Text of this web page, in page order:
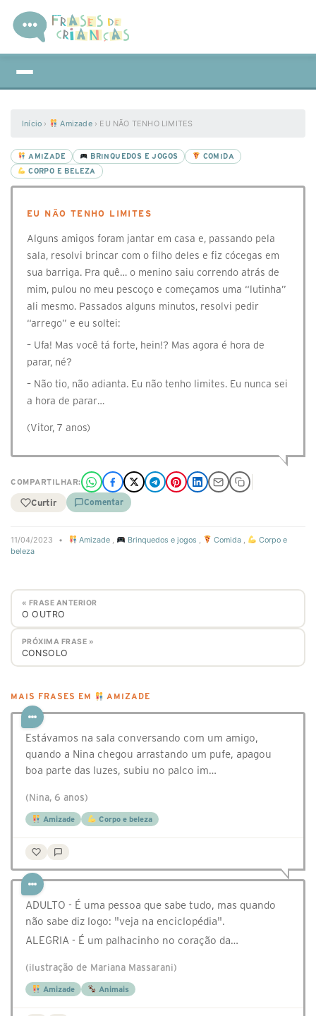
Início › Amizade › EU NÃO TENHO LIMITES
AMIZADE BRINQUEDOS E JOGOS
COMIDA
CORPO E BELEZA
EU NÃO TENHO LIMITES
Alguns amigos foram jantar em casa e, passando pela
sala, resolvi brincar com o filho deles e fiz cócegas em
sua barriga. Pra quê… o menino saiu correndo atrás de
mim, pulou no meu pescoço e começamos uma “lutinha”
ali mesmo. Passados alguns minutos, resolvi pedir
“arrego” e eu soltei:
– Ufa! Mas você tá forte, hein!? Mas agora é hora de
parar, né?
– Não tio, não adianta. Eu não tenho limites. Eu nunca sei
a hora de parar…
(Vitor, 7 anos)
COMPARTILHAR:
Curtir Comentar
11/04/2023 • Amizade , Brinquedos e jogos , Comida ,
Corpo e
beleza
« FRASE ANTERIOR
O OUTRO
PRÓXIMA FRASE »
CONSOLO
MAIS FRASES EM AMIZADE
Estávamos na sala conversando com um amigo,
quando a Nina chegou arrastando um pufe, apagou
boa parte das luzes, subiu no palco im…
(Nina, 6 anos)
Amizade Corpo e beleza
ADULTO - É uma pessoa que sabe tudo, mas quando
não sabe diz logo: "veja na enciclopédia".
ALEGRIA - É um palhacinho no coração da…
(ilustração de Mariana Massarani)
Amizade Animais